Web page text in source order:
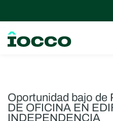
Oportunidad bajo de
DE OFICINA EN
INDEPENDENCIA